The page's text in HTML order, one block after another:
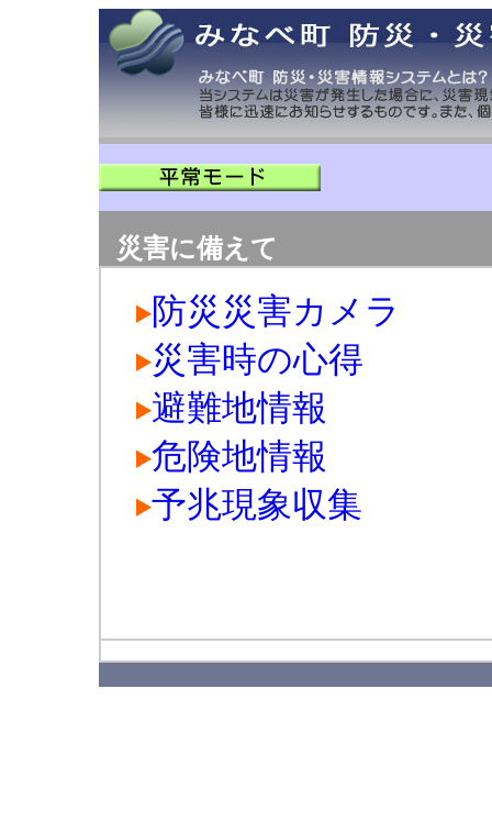
災害に備えて
防災災害カメラ
災害時の心得
避難地情報
危険地情報
予兆現象収集